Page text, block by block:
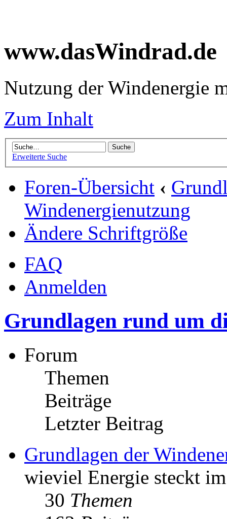
www.dasWindrad.de
Nutzung der Windenergie
Zum Inhalt
Erweiterte Suche
Foren-Übersicht ‹
Windenergienutzung
Ändere Schriftgröße
FAQ
Anmelden
Grundlagen rund um
Forum
Themen
Beiträge
Letzter Beitrag
Grundlagen der
wieviel Energie steckt
30 Themen